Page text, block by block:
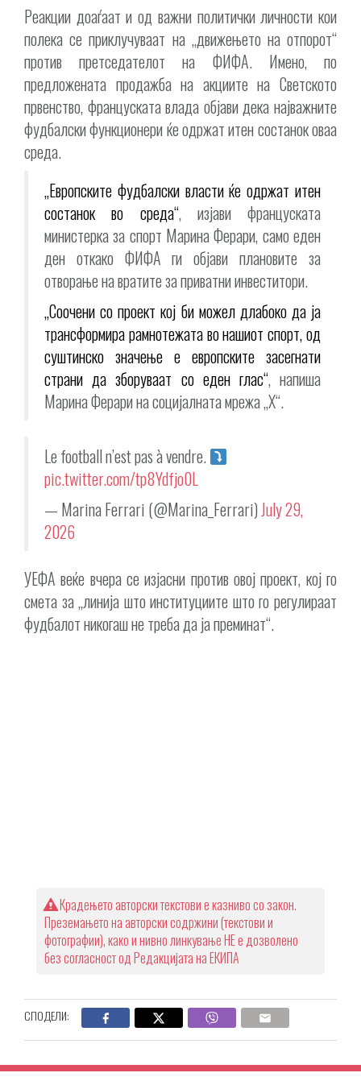
Реакции доаѓаат и од важни политички личности кои
полека се приклучуваат на „движењето на отпорот“
против претседателот на ФИФА. Имено, по
предложената продажба на акциите на Светското
првенство, француската влада објави дека најважните
фудбалски функционери ќе одржат итен состанок оваа
среда.
„Европските фудбалски власти ќе одржат итен
состанок во среда“, изјави француската
министерка за спорт Марина Ферари, само еден
ден откако ФИФА ги објави плановите за
отворање на вратите за приватни инвеститори.
„Соочени со проект кој би можел длабоко да ја
трансформира рамнотежата во нашиот спорт, од
суштинско значење е европските засегнати
страни да зборуваат со еден глас“, напиша
Марина Ферари на социјалната мрежа „X“.
Le football n’est pas à vendre.
pic.twitter.com/tp8Ydfjo0L
— Marina Ferrari (@Marina_Ferrari)July 29,
2026
УЕФА веќе вчера се изјасни против овој проект, кој го
смета за „линија што институциите што го регулираат
фудбалот никогаш не треба да ја преминат“.
Крадењето авторски текстови е казниво со закон.
Преземањето на авторски содржини (текстови и
фотографии), како и нивно линкување НЕ е дозволено
без согласност од Редакцијата на ЕКИПА
СПОДЕЛИ: